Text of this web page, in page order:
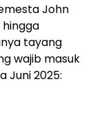
John
tayang
wajib masuk
Juni 2025: